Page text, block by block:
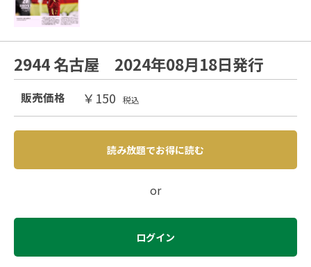
2944 名古屋 2024年08月18日発行
販売価格 ￥150 税込
読み放題でお得に読む
or
ログイン